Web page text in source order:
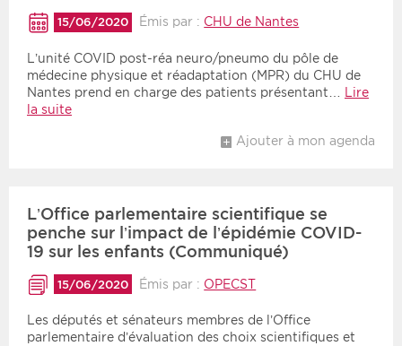
15/06/2020 Émis par : CHU de Nantes
L’unité COVID post-réa neuro/pneumo du pôle de
médecine physique et réadaptation (MPR) du CHU de
Nantes prend en charge des patients présentant…
Lire
la suite
Ajouter à mon agenda
L’Office parlementaire scientifique se
penche sur l’impact de l’épidémie COVID-
19 sur les enfants (Communiqué)
15/06/2020 Émis par : OPECST
Les députés et sénateurs membres de l’Office
parlementaire d’évaluation des choix scientifiques et